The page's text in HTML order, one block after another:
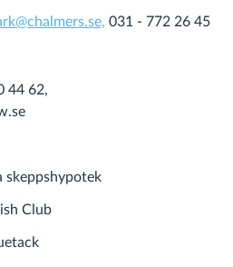
031 - 772 26 45
44 62,
skeppshypotek
Club